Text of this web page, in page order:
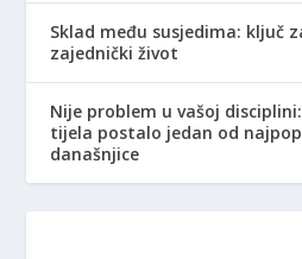
Sklad među susjedima: ključ
zajednički život
Nije problem u vašoj
tijela postalo jedan od
današnjice